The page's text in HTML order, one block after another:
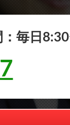
毎日8:30